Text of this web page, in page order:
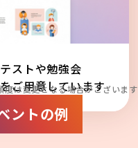
ストや勉強会
ご用意しています
は変更となる場合がございます
ントの例